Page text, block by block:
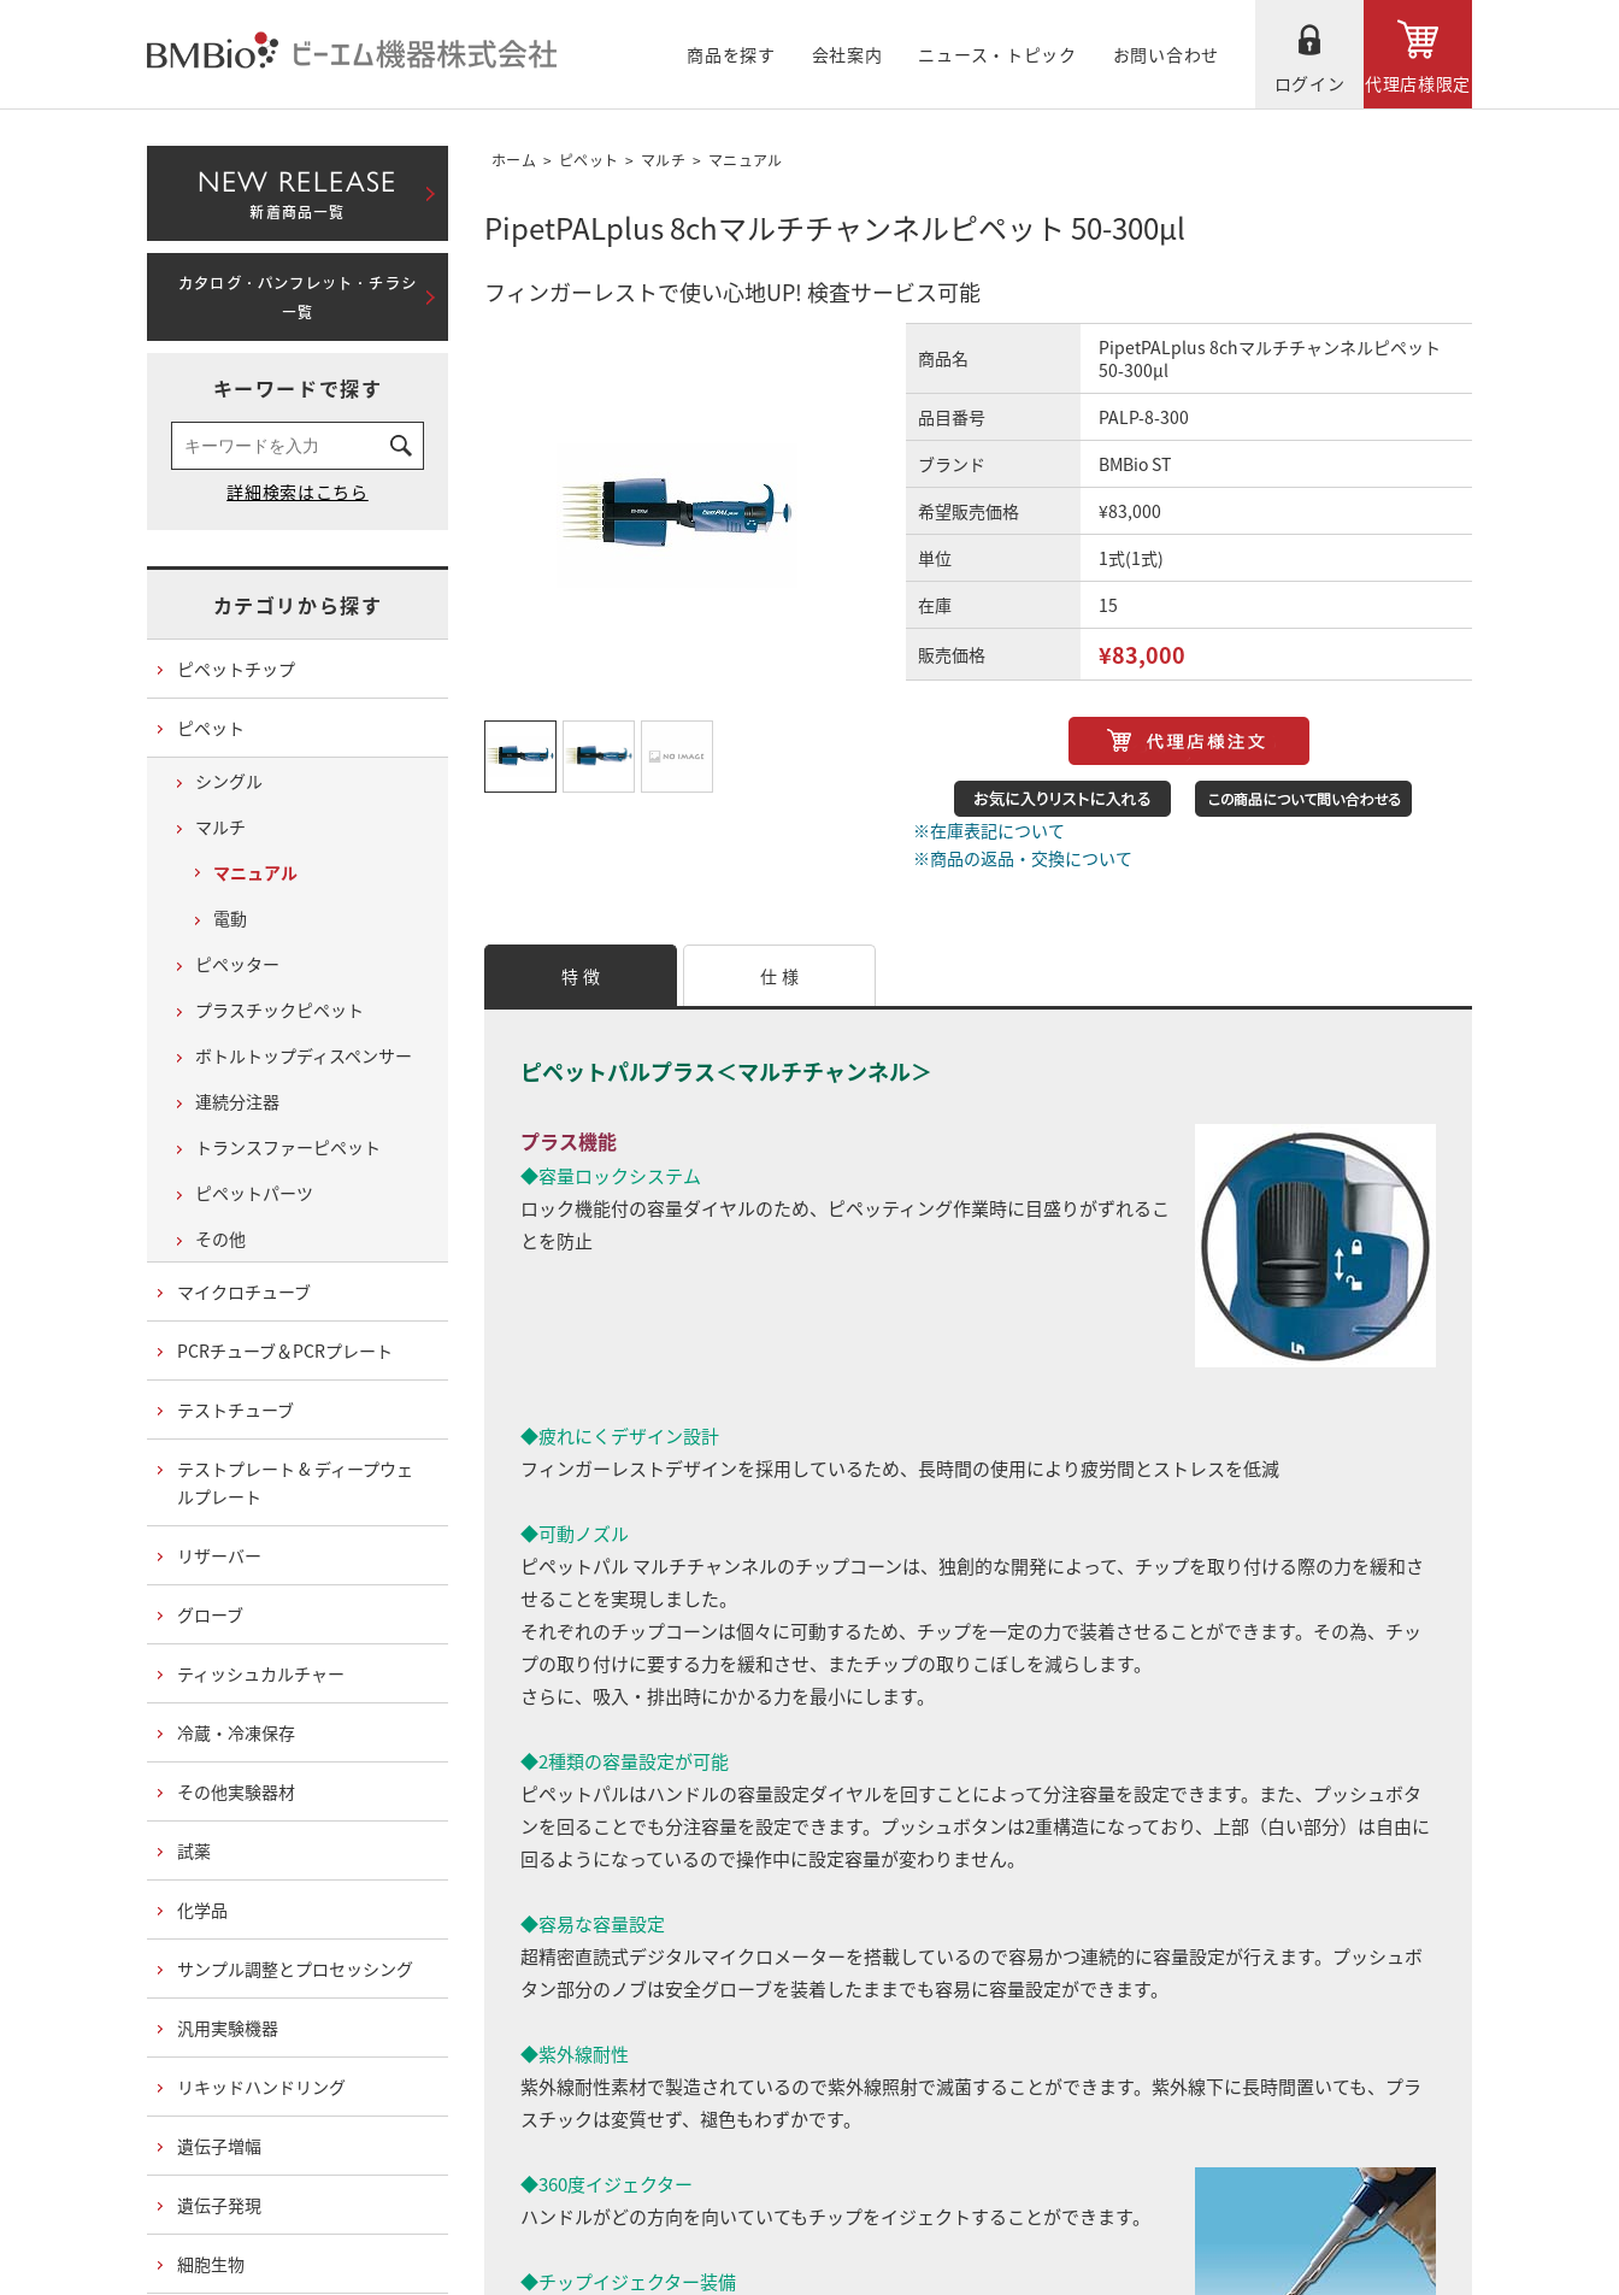
商品を探す 会社案内 ニュース・トピック
お問い合わせ
ログイン
代理店様限定
ホーム > ピペット > マルチ > マニュアル
PipetPALplus 8chマルチチャンネルピペット 50-300μl
フィンガーレストで使い心地UP! 検査サービス可能
商品名
PipetPALplus 8chマルチチャンネルピペット
50-300μl
品目番号
PALP-8-300
ブランド
BMBio ST
希望販売価格
¥83,000
単位
1式(1式)
在庫
15
販売価格 ¥83,000
※在庫表記について
※商品の返品・交換について
特 徴 仕 様
ピペットパルプラス＜マルチチャンネル＞
プラス機能
◆容量ロックシステム
ロック機能付の容量ダイヤルのため、ピペッティング作業時に目盛りがずれるこ
とを防止
◆疲れにくデザイン設計
フィンガーレストデザインを採用しているため、長時間の使用により疲労間とストレスを低減
◆可動ノズル
ピペットパル マルチチャンネルのチップコーンは、独創的な開発によって、チップを取り付ける際の力を緩和さ
せることを実現しました。
それぞれのチップコーンは個々に可動するため、チップを一定の力で装着させることができます。その為、チッ
プの取り付けに要する力を緩和させ、またチップの取りこぼしを減らします。
さらに、吸入・排出時にかかる力を最小にします。
◆2種類の容量設定が可能
ピペットパルはハンドルの容量設定ダイヤルを回すことによって分注容量を設定できます。また、プッシュボタ
ンを回ることでも分注容量を設定できます。プッシュボタンは2重構造になっており、上部（白い部分）は自由に
回るようになっているので操作中に設定容量が変わりません。
◆容易な容量設定
超精密直読式デジタルマイクロメーターを搭載しているので容易かつ連続的に容量設定が行えます。プッシュボ
タン部分のノブは安全グローブを装着したままでも容易に容量設定ができます。
◆紫外線耐性
紫外線耐性素材で製造されているので紫外線照射で滅菌することができます。紫外線下に長時間置いても、プラ
スチックは変質せず、褪色もわずかです。
◆360度イジェクター
ハンドルがどの方向を向いていてもチップをイジェクトすることができます。
◆チップイジェクター装備
NEW RELEASE
新着商品一覧
カタログ・パンフレット・チラシ
一覧
キーワードで探す
カテゴリから探す
ピペットチップ
ピペット
シングル
マルチ
マニュアル
電動
ピペッター
プラスチックピペット
ボトルトップディスペンサー
連続分注器
トランスファーピペット
ピペットパーツ
その他
マイクロチューブ
PCRチューブ＆PCRプレート
テストチューブ
テストプレート & ディープウェ
ルプレート
リザーバー
グローブ
ティッシュカルチャー
冷蔵・冷凍保存
その他実験器材
試薬
化学品
サンプル調整とプロセッシング
汎用実験機器
リキッドハンドリング
遺伝子増幅
遺伝子発現
細胞生物